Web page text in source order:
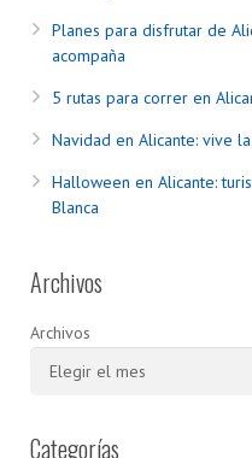
Planes para disfrutar de
acompaña
5 rutas para correr en
Navidad en Alicante: vive
Halloween en Alicante:
Blanca
Archivos
Archivos
Categorías